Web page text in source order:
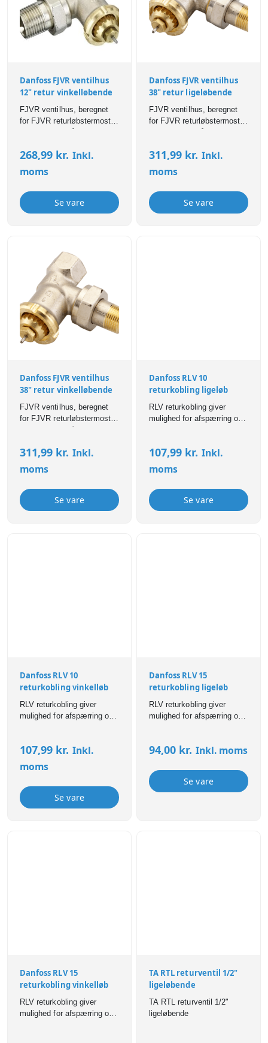
Danfoss FJVR ventilhus
12" retur vinkelløbende
FJVR ventilhus, beregnet
for FJVR returløbstermostat
med vand og tryk på
returløbet.
268,99 kr. Inkl.
moms
Se vare
Danfoss FJVR ventilhus
38" retur ligeløbende
FJVR ventilhus, beregnet
for FJVR returløbstermostat
med vand og tryk på
returløbet.
311,99 kr. Inkl.
moms
Se vare
Danfoss FJVR ventilhus
38" retur vinkelløbende
FJVR ventilhus, beregnet
for FJVR returløbstermostat
med vand og tryk på
returløbet.
311,99 kr. Inkl.
moms
Se vare
Danfoss RLV 10
returkobling ligeløb
RLV returkobling giver
mulighed for afspærring og
med reparation eller
forindstilles, så den
begrænser den maksimale
vandgennemstrømning
gennem radiatoren.
107,99 kr. Inkl.
moms
Se vare
Danfoss RLV 10
returkobling vinkelløb
RLV returkobling giver
mulighed for afspærring og
med reparation eller
forindstilles, så den
begrænser den maksimale
vandgennemstrømning
gennem radiatoren.
107,99 kr. Inkl.
moms
Se vare
Danfoss RLV 15
returkobling ligeløb
RLV returkobling giver
mulighed for afspærring og
med reparation eller
forindstilles, så den
begrænser den maksimale
94,00 kr. Inkl. moms
Se vare
Danfoss RLV 15
returkobling vinkelløb
RLV returkobling giver
mulighed for afspærring og
TA RTL returventil 1/2"
ligeløbende
TA RTL returventil 1/2"
ligeløbende